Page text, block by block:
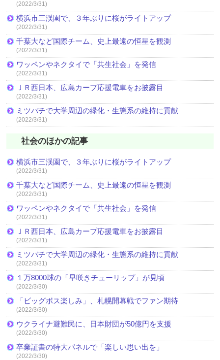
(2022/3/31)
横浜市三渓園で、３年ぶりに桜がライトアップ
(2022/3/31)
千葉大など国際チーム、史上最遠の恒星を観測
(2022/3/31)
ワッペンやネクタイで「共生社会」を発信
(2022/3/31)
ＪＲ西日本、広島カープ応援電車をお披露目
(2022/3/31)
ミツバチで大学周辺の緑化・生態系の維持に貢献
(2022/3/31)
社会のほかの記事
横浜市三渓園で、３年ぶりに桜がライトアップ
(2022/3/31)
千葉大など国際チーム、史上最遠の恒星を観測
(2022/3/31)
ワッペンやネクタイで「共生社会」を発信
(2022/3/31)
ＪＲ西日本、広島カープ応援電車をお披露目
(2022/3/31)
ミツバチで大学周辺の緑化・生態系の維持に貢献
(2022/3/31)
１万8000球の「早咲きチューリップ」が見頃
(2022/3/30)
「ビッグボス楽しみ」、札幌開幕戦でファン期待
(2022/3/30)
ウクライナ避難民に、日本財団が50億円を支援
(2022/3/30)
卒業証書の特大パネルで「楽しい思い出を」
(2022/3/30)